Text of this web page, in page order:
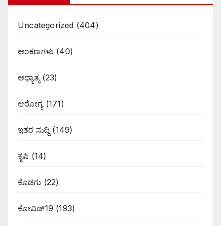
Uncategorized (404)
ಅಂಕಣಗಳು (40)
ಅಧ್ಯಾತ್ಮ(23)
ಆರೋಗ್ಯ(171)
ಇತರ ಸುದ್ದಿ (149)
ಕೃಷಿ (14)
ಕೊಡಗು (22)
ಕೋವಿಡ್19 (193)